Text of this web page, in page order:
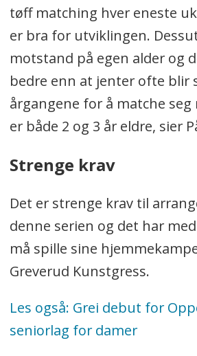
tøff matching hver eneste
er bra for utviklingen.
motstand på egen alder og
bedre enn at jenter ofte blir
årgangene for å matche
er både 2 og 3 år eldre, sier
Strenge krav
Det er strenge krav til
denne serien og det har
må spille sine
Greverud Kunstgress.
Les også: Grei debut for
seniorlag for damer